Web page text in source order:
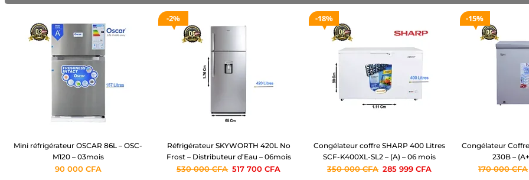
Mini réfrigérateur OSCAR 86L – OSC-
M120 – 03mois
90 000 CFA
2%
Réfrigérateur SKYWORTH 420L No
Frost – Distributeur d’Eau – 06mois
530 000CFA 517 700CFA
18%
Congélateur coffre SHARP 400 Litres
SCF-K400XL-SL2 – (A) – 06 mois
350 000CFA 285 999 CFA
15%
Congélateur
230B –
170 000CFA